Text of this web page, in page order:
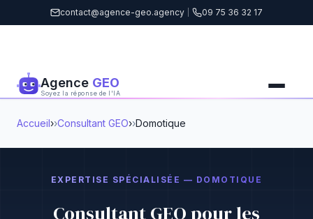
contact@agence-geo.agency 09 75 36 32 17
Agence GEO
Soyez la réponse de l'IA
Accueil› Consultant GEO› Domotique
EXPERTISE SPÉCIALISÉE — DOMOTIQUE
Consultant GEO pour les